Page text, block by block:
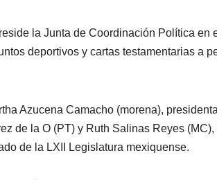
la Junta de Coordinación Política en
deportivos y cartas testamentarias a
Azucena Camacho (morena),
de la O (PT) y Ruth Salinas Reyes
de la LXII Legislatura mexiquense.